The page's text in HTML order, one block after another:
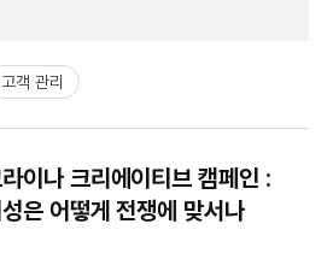
고객 관리
이나 크리에이티브 캠페인 :
은 어떻게 전쟁에 맞서나